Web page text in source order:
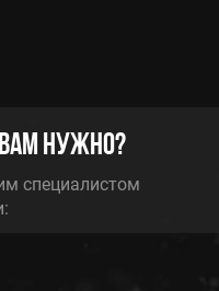
специалистом
нужно?